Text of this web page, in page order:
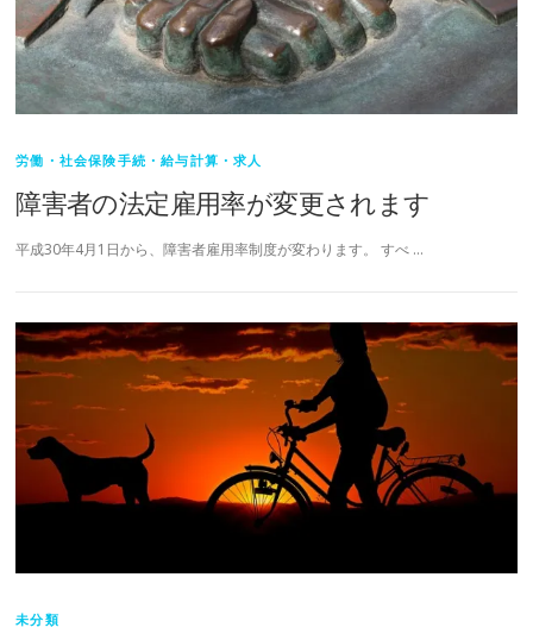
労働・社会保険手続・給与計算・求人
障害者の法定雇用率が変更されます
平成30年4月1日から、障害者雇用率制度が変わります。 すべ …
未分類